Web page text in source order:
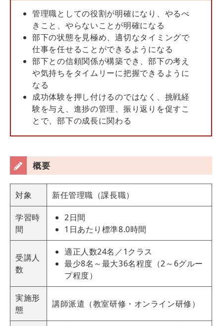
管理職としての役割が明確になり、やるべ
きこと、やらないことが明確になる
部下の状態を見極め、適切なタイミングで
仕事を任せることができるようになる
部下との信頼関係が構築でき、部下の考え
や気持ちをタイムリーに把握できるように
なる
成功体験を押し付けるのではなく、挑戦経
験を与え、進捗の管理、振り返りを促すこ
とで、部下の成長に関わる
概要
対象 新任管理職（課長職）
学習時
間
2日間
1日あたり標準8.0時間
受講人
数
適正人数24名／1クラス
最少8名～最大36名程度（2～6グルー
プ程度）
実施形
態
講師派遣（教室研修・オンライン研修）